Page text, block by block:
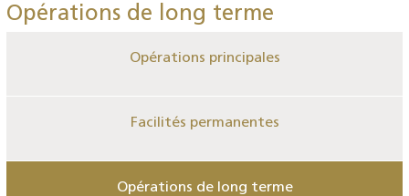
Opérations de long terme
Opérations principales
Facilités permanentes
Opérations de long terme